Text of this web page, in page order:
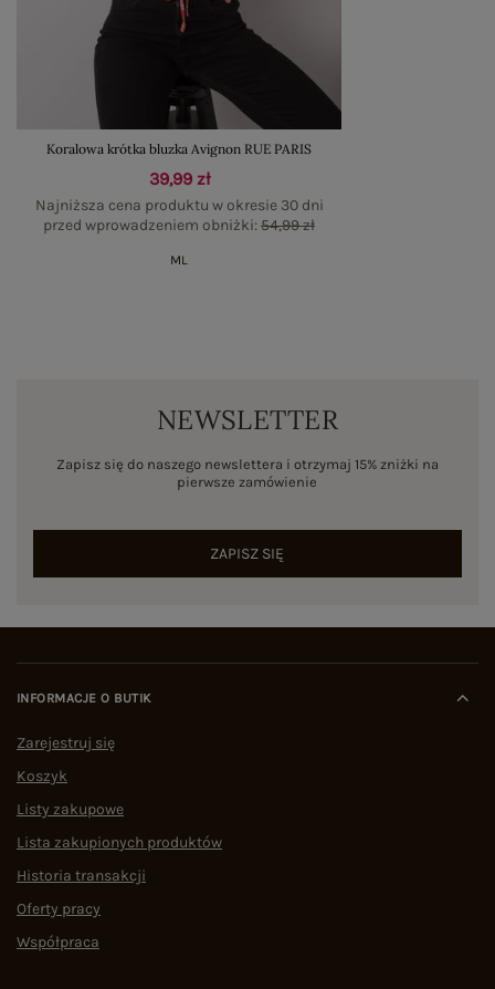
Koralowa krótka bluzka Avignon RUE PARIS
39,99 zł
Najniższa cena produktu w okresie 30 dni
przed wprowadzeniem obniżki:54,99 zł
ML
NEWSLETTER
Zapisz się do naszego newslettera i otrzymaj 15% zniżki na
pierwsze zamówienie
ZAPISZ SIĘ
INFORMACJE O BUTIK
Zarejestruj się
Koszyk
Listy zakupowe
Lista zakupionych produktów
Historia transakcji
Oferty pracy
Współpraca